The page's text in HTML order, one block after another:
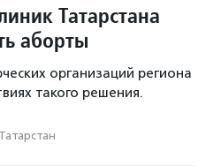
Татарстана
аборты
организаций региона
такого решения.